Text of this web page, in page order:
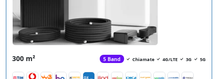
300 m² 5 Band Chiamate 4G/LTE 3G 5G